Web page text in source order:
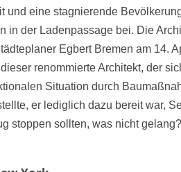
und eine stagnierende
in der Ladenpassage bei. Die
Egbert Bremen am 14.
renommierte Architekt, der
Situation durch
er lediglich dazu bereit war,
stoppen sollten, was nicht